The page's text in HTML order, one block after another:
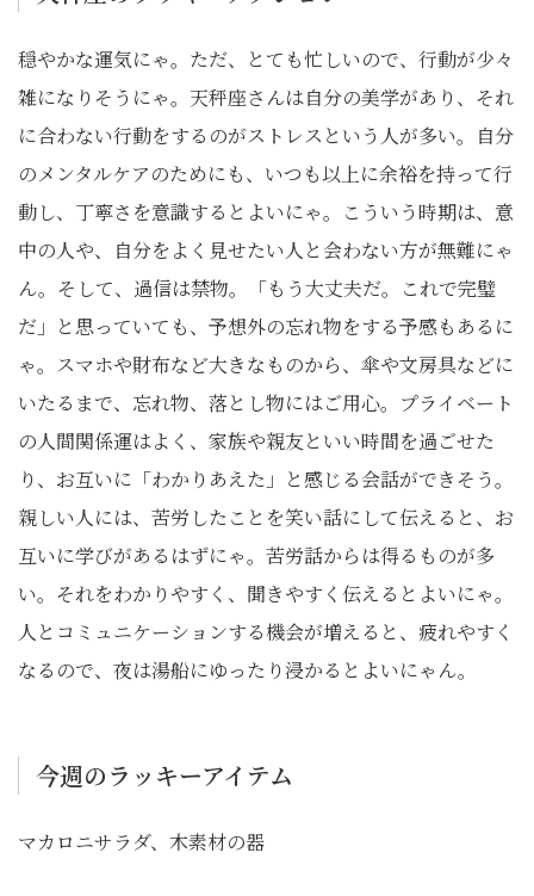
穏やかな運気にゃ。ただ、とても忙しいので、行動が少々
雑になりそうにゃ。天秤座さんは自分の美学があり、それ
に合わない行動をするのがストレスという人が多い。自分
のメンタルケアのためにも、いつも以上に余裕を持って行
動し、丁寧さを意識するとよいにゃ。こういう時期は、意
中の人や、自分をよく見せたい人と会わない方が無難にゃ
ん。そして、過信は禁物。「もう大丈夫だ。これで完璧
だ」と思っていても、予想外の忘れ物をする予感もあるに
ゃ。スマホや財布など大きなものから、傘や文房具などに
いたるまで、忘れ物、落とし物にはご用心。プライベート
の人間関係運はよく、家族や親友といい時間を過ごせた
り、お互いに「わかりあえた」と感じる会話ができそう。
親しい人には、苦労したことを笑い話にして伝えると、お
互いに学びがあるはずにゃ。苦労話からは得るものが多
い。それをわかりやすく、聞きやすく伝えるとよいにゃ。
人とコミュニケーションする機会が増えると、疲れやすく
なるので、夜は湯船にゆったり浸かるとよいにゃん。
今週のラッキーアイテム
マカロニサラダ、木素材の器